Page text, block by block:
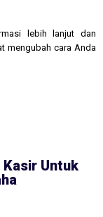
lebih lanjut dan
mengubah cara Anda
Untuk